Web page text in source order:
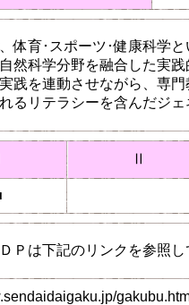
体育･スポーツ･健康科学
然科学分野を融合した実
践を連動させながら、専
るリテラシーを含んだジ
Ⅱ
Ｐは下記のリンクを参照